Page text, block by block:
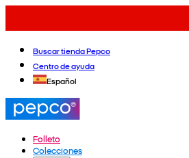
Buscar tienda Pepco
Centro de ayuda
Español
Folleto
Colecciones